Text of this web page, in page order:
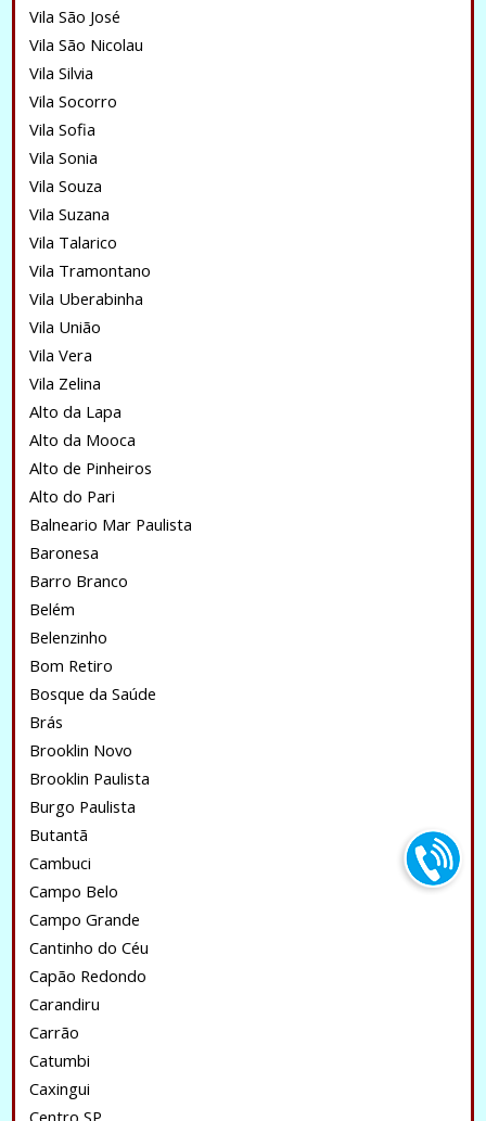
Vila São José
Vila São Nicolau
Vila Silvia
Vila Socorro
Vila Sofia
Vila Sonia
Vila Souza
Vila Suzana
Vila Talarico
Vila Tramontano
Vila Uberabinha
Vila União
Vila Vera
Vila Zelina
Alto da Lapa
Alto da Mooca
Alto de Pinheiros
Alto do Pari
Balneario Mar Paulista
Baronesa
Barro Branco
Belém
Belenzinho
Bom Retiro
Bosque da Saúde
Brás
Brooklin Novo
Brooklin Paulista
Burgo Paulista
Butantã
Cambuci
Campo Belo
Campo Grande
Cantinho do Céu
Capão Redondo
Carandiru
Carrão
Catumbi
Caxingui
Centro SP